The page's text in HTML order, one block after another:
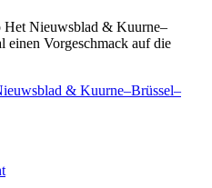
Het Nieuwsblad & Kuurne–
einen Vorgeschmack auf die
& Kuurne–Brüssel–